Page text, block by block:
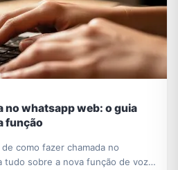
no whatsapp web: o guia
função
como fazer chamada no
tudo sobre a nova função de voz